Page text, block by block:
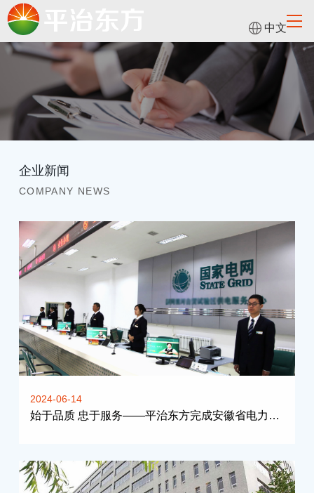
中文
企业新闻
COMPANY NEWS
2024-06-14
始于品质 忠于服务——平治东方完成安徽省电力公司IP通信终端部署工作